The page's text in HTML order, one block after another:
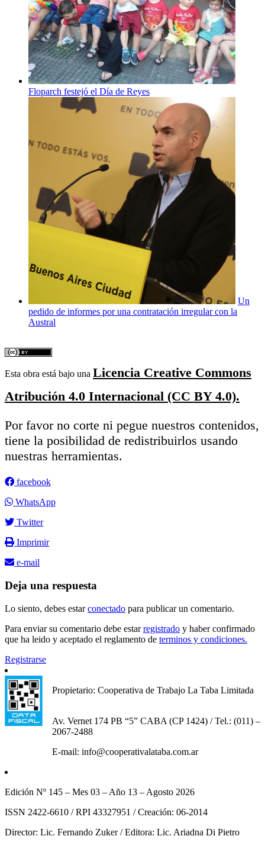
Floparch festejó el Día de Reyes
Un
pedido de informes por una contratación irregular con la
Austral
Esta obra está bajo una Licencia Creative Commons
Atribución 4.0 Internacional (CC BY 4.0).
Por favor no corte ni pegue nuestros contenidos,
tiene la posibilidad de redistribuirlos usando
nuestras herramientas.
facebook
WhatsApp
Twitter
Imprimir
e-mail
Deja una respuesta
Lo siento, debes estarconectado para publicar un comentario.
Para enviar su comentario debe estarregistrado y haber confirmado
que ha leido y aceptado el reglamento de terminos y condiciones.
Registrarse
Propietario: Cooperativa de Trabajo La Taba Limitada
Av. Vernet 174 PB “5” CABA (CP 1424) / Tel.: (011) –
2067-2488
E-mail: info@cooperativalataba.com.ar
Edición Nº 145 – Mes 03 – Año 13 – Agosto 2026
ISSN 2422-6610 / RPI 43327951 / Creación: 06-2014
Director: Lic. Fernando Zuker / Editora: Lic. Ariadna Di Pietro